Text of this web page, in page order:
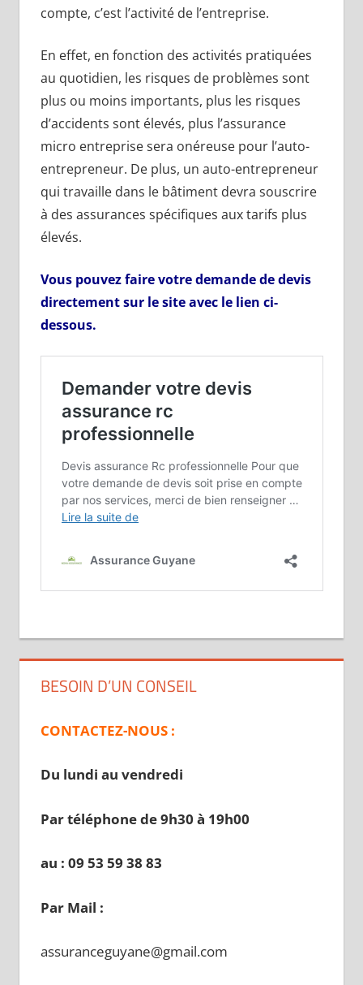
compte, c’est l’activité de l’entreprise.
En effet, en fonction des activités pratiquées
au quotidien, les risques de problèmes sont
plus ou moins importants, plus les risques
d’accidents sont élevés, plus l’assurance
micro entreprise sera onéreuse pour l’auto-
entrepreneur. De plus, un auto-entrepreneur
qui travaille dans le bâtiment devra souscrire
à des assurances spécifiques aux tarifs plus
élevés.
Vous pouvez faire votre demande de devis
directement sur le site avec le lien ci-
dessous.
BESOIN D’UN CONSEIL
CONTACTEZ-NOUS :
Du lundi au vendredi
Par téléphone de 9h30 à 19h00
au : 09 53 59 38 83
Par Mail :
assuranceguyane@gmail.com